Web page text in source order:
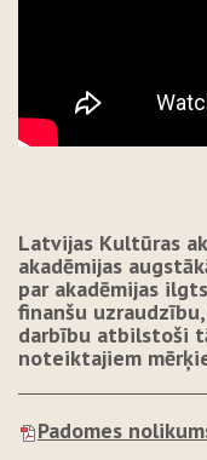
Latvijas Kultūras
akadēmijas
par akadēmijas
finanšu
darbību atbilstoši
noteiktajiem
Padomes